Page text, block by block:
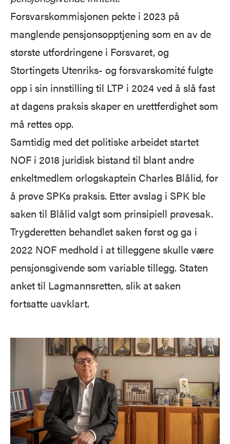
Forsvarskommisjonen pekte i 2023 på
manglende pensjonsopptjening som en av de
største utfordringene i Forsvaret, og
Stortingets Utenriks- og forsvarskomité fulgte
opp i sin innstilling til LTP i 2024 ved å slå fast
at dagens praksis skaper en urettferdighet som
må rettes opp.
Samtidig med det politiske arbeidet startet
NOF i 2018 juridisk bistand til blant andre
enkeltmedlem orlogskaptein Charles Blålid, for
å prøve SPKs praksis. Etter avslag i SPK ble
saken til Blålid valgt som prinsipiell prøvesak.
Trygderetten behandlet saken først og ga i
2022 NOF medhold i at tilleggene skulle være
pensjonsgivende som variable tillegg. Staten
anket til Lagmannsretten, slik at saken
fortsatte uavklart.